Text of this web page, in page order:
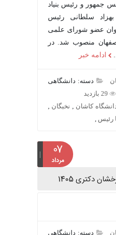
و رئیس بنیاد
سلطانی رئیس
شورای علمی
منصوب شد. در
خبر
دسته: دانشگاهی
کاشان ,نخبگان ,
۰۷
مرداد
1405
دسته: دانشگاهی